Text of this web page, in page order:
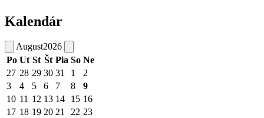
Kalendár
August2026
Po Ut St Št Pia So Ne
27 28 29 30 31 1
2
3
4 5 6 7 8
9
10 11 12 13 14 15 16
17 18 19 20 21 22 23